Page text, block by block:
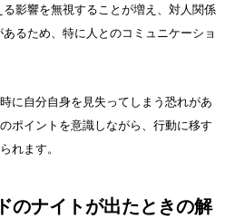
影響を無視することが増え、対人関係
るため、特に人とのコミュニケーショ
に自分自身を見失ってしまう恐れがあ
ポイントを意識しながら、行動に移す
れます。
のナイトが出たときの解